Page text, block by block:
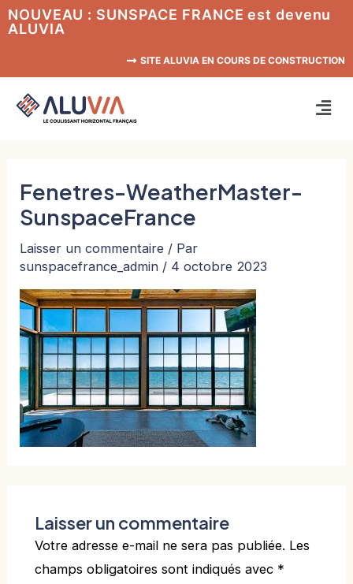
Aller
au
NOUVEAU : SUNSPACE FRANCE est devenu
ALUVIA
SITE ALUVIA EN COURS DE CONSTRUCTION
Fenetres-WeatherMaster-
SunspaceFrance
Laisser un commentaire / Par
sunspacefrance_admin / 4 octobre 2023
Laisser un commentaire
Votre adresse e-mail ne sera pas publiée. Les
champs obligatoires sont indiqués avec *